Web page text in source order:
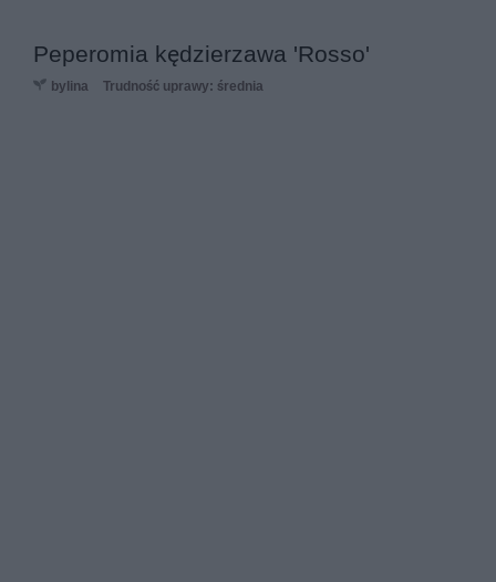
Peperomia kędzierzawa 'Rosso'
bylina Trudność uprawy: średnia